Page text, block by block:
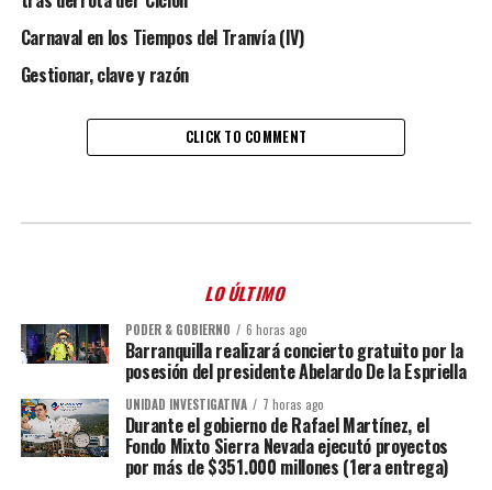
Carnaval en los Tiempos del Tranvía (IV)
Gestionar, clave y razón
CLICK TO COMMENT
LO ÚLTIMO
PODER & GOBIERNO 6 horas ago
Barranquilla realizará concierto gratuito por la
posesión del presidente Abelardo De la Espriella
UNIDAD INVESTIGATIVA 7 horas ago
Durante el gobierno de Rafael Martínez, el
Fondo Mixto Sierra Nevada ejecutó proyectos
por más de $351.000 millones (1era entrega)